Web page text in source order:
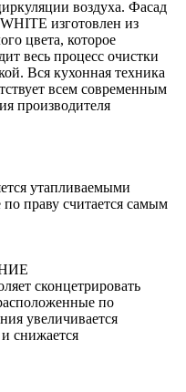
воздуха. Фасад
изготовлен из
цвета, которое
весь процесс очистки
Вся кухонная техника
всем современным
производителя
утапливаемыми
праву считается самым
сконцетрировать
по
увеличивается
снижается